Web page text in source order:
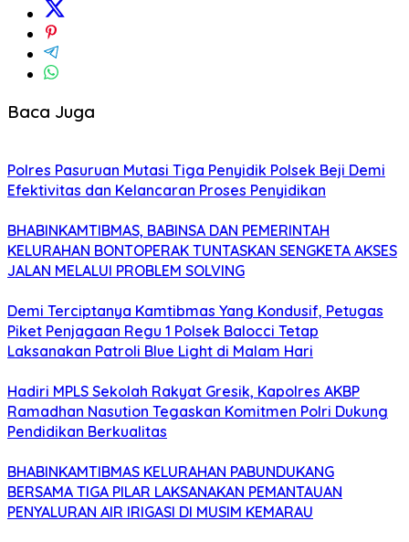
Baca Juga
Polres Pasuruan Mutasi Tiga Penyidik Polsek Beji Demi
Efektivitas dan Kelancaran Proses Penyidikan
BHABINKAMTIBMAS, BABINSA DAN PEMERINTAH
KELURAHAN BONTOPERAK TUNTASKAN SENGKETA AKSES
JALAN MELALUI PROBLEM SOLVING
Demi Terciptanya Kamtibmas Yang Kondusif, Petugas
Piket Penjagaan Regu 1 Polsek Balocci Tetap
Laksanakan Patroli Blue Light di Malam Hari
Hadiri MPLS Sekolah Rakyat Gresik, Kapolres AKBP
Ramadhan Nasution Tegaskan Komitmen Polri Dukung
Pendidikan Berkualitas
BHABINKAMTIBMAS KELURAHAN PABUNDUKANG
BERSAMA TIGA PILAR LAKSANAKAN PEMANTAUAN
PENYALURAN AIR IRIGASI DI MUSIM KEMARAU